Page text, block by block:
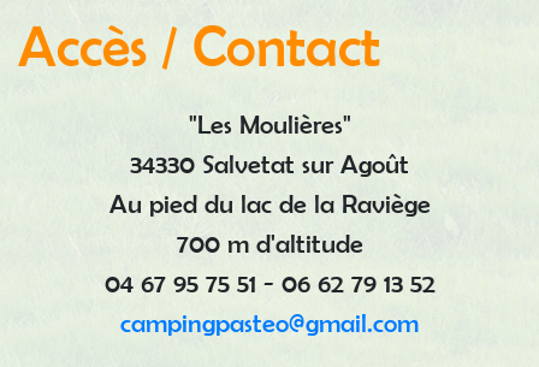
Accès / Contact
"Les Moulières"
34330 Salvetat sur Agoût
Au pied du lac de la Raviège
700 m d'altitude
04 67 95 75 51 - 06 62 79 13 52
campingpasteo@gmail.com